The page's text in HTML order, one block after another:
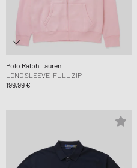
Polo Ralph Lauren
LONG SLEEVE-FULL ZIP
199,99 €